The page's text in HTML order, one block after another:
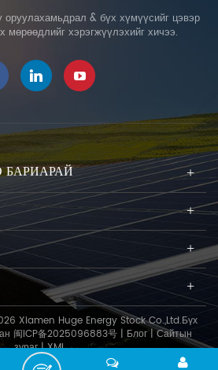
юм
гэх
та
оруулахамьдрал & бүх хүмүүсийг цэвэр
мөрөөдлийг хэрэгжүүлэхийг хичээ.
БАРИАРАЙ
Xiamen Huge Energy Stock Co.,Ltd.Бүх
闽ICP备2025096883号 | Блог | Сайтын
зураг|XML